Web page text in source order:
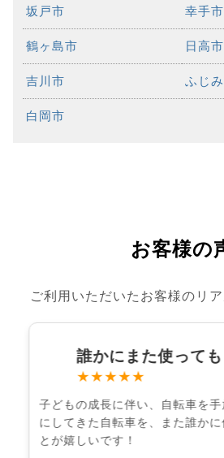
坂戸市 幸手市
鶴ヶ島市 日高市
吉川市 ふじ
白岡市
お客様の
ご利用いただいたお客様のリ
誰かにまた使っても
★★★★★
子どもの成長に伴い、自転車を
にしてきた自転車を、また誰かに
とが嬉しいです！